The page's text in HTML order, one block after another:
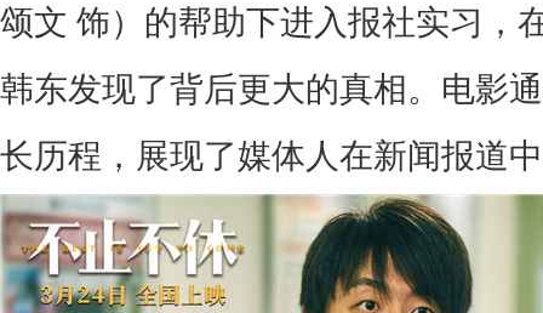
颂文 饰）的帮助下进入报社实习，
韩东发现了背后更大的真相。 电影
长历程， 展现了媒体人在新闻报道